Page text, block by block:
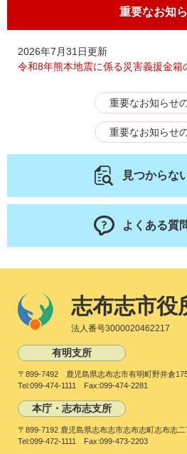
重要なお知
2026年7月31日更新
令和8年熊本地震に係る災害義援金箱
重要なお知らせ
重要なお知らせ
見つからな
よくある質
志布志市役
法人番号3000020462217
有明支所
〒899-7492 鹿児島県志布志市有明町野井倉
Tel:099-474-1111 Fax:099-474-2281
本庁・志布志支所
〒899-7192 鹿児島県志布志市志布志町志布志
Tel:099-472-1111 Fax:099-473-2203